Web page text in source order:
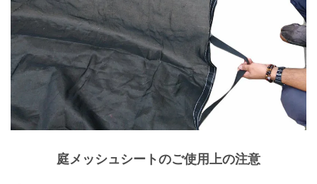
庭メッシュシートのご使用上の注意